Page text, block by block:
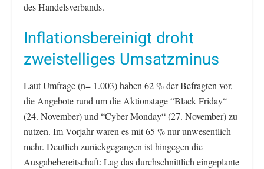
des Handelsverbands.
Inflationsbereinigt droht
zweistelliges Umsatzminus
Laut Umfrage (n= 1.003) haben 62 % der Befragten vor,
die Angebote rund um die Aktionstage “Black Friday“
(24. November) und “Cyber Monday“ (27. November) zu
nutzen. Im Vorjahr waren es mit 65 % nur unwesentlich
mehr. Deutlich zurückgegangen ist hingegen die
Ausgabebereitschaft: Lag das durchschnittlich eingeplante